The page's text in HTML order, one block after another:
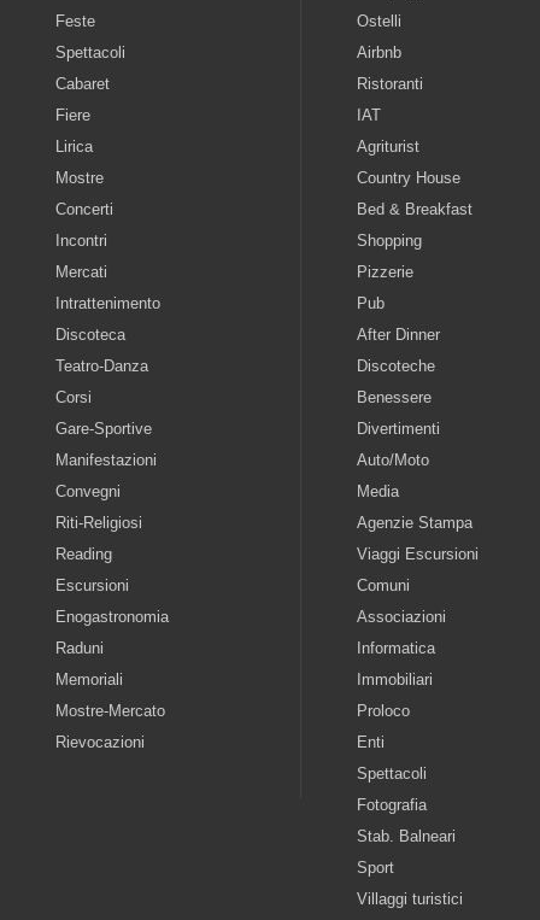
Feste
Spettacoli
Cabaret
Fiere
Lirica
Mostre
Concerti
Incontri
Mercati
Intrattenimento
Discoteca
Teatro-Danza
Corsi
Gare-Sportive
Manifestazioni
Convegni
Riti-Religiosi
Reading
Escursioni
Enogastronomia
Raduni
Memoriali
Mostre-Mercato
Rievocazioni
Ostelli
Airbnb
Ristoranti
IAT
Agriturist
Country House
Bed & Breakfast
Shopping
Pizzerie
Pub
After Dinner
Discoteche
Benessere
Divertimenti
Auto/Moto
Media
Agenzie Stampa
Viaggi Escursioni
Comuni
Associazioni
Informatica
Immobiliari
Proloco
Enti
Spettacoli
Fotografia
Stab. Balneari
Sport
Villaggi turistici